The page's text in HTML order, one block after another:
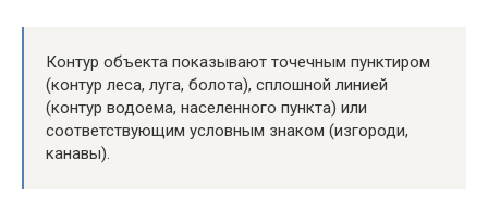
Контур объекта показывают точечным пунктиром
(контур леса, луга, болота), сплошной линией
(контур водоема, населенного пункта) или
соответствующим условным знаком (изгороди,
канавы).